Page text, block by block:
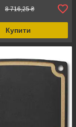
8 716,25 ₴
Купити